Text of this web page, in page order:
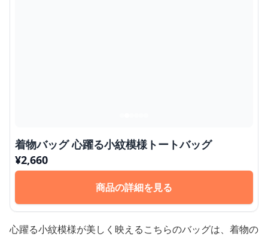
着物バッグ 心躍る小紋模様トートバッグ
¥2,660
商品の詳細を見る
心躍る小紋模様が美しく映えるこちらのバッグは、着物の